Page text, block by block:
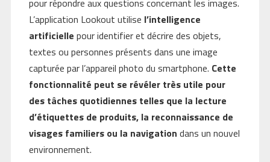
pour répondre aux questions concernant les images.
L’application Lookout utilise l’intelligence
artificielle pour identifier et décrire des objets,
textes ou personnes présents dans une image
capturée par l’appareil photo du smartphone. Cette
fonctionnalité peut se révéler très utile pour
des tâches quotidiennes telles que la lecture
d’étiquettes de produits, la reconnaissance de
visages familiers ou la navigation dans un nouvel
environnement.